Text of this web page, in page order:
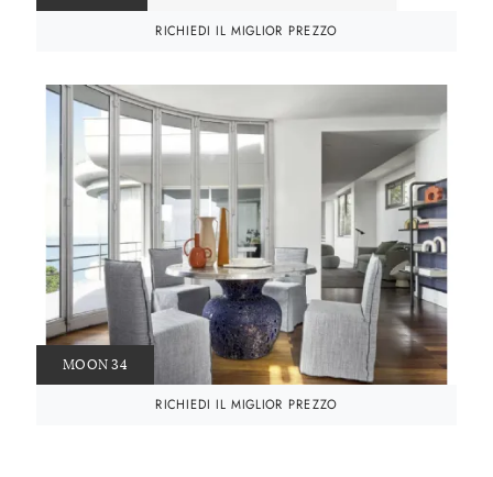
RICHIEDI IL MIGLIOR PREZZO
MOON 34
RICHIEDI IL MIGLIOR PREZZO